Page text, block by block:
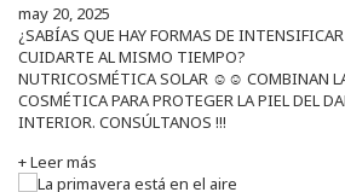
may 20, 2025
¿SABÍAS QUE HAY FORMAS DE
CUIDARTE AL MISMO TIEMPO?
NUTRICOSMÉTICA SOLAR ☺️☺️ COMBINAN
COSMÉTICA PARA PROTEGER LA PIEL DEL
INTERIOR. CONSÚLTANOS !!!
+ Leer más